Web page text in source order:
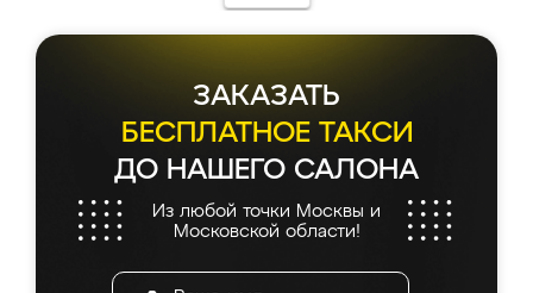
ЗАКАЗАТЬ
БЕСПЛАТНОЕ ТАКСИ
ДО НАШЕГО САЛОНА
Из любой точки Москвы и
Московской области!